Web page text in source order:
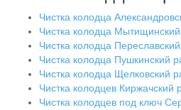
Чистка колодца
Чистка колодца
Чистка колодца
Чистка колодца Пушкинский
Чистка колодца Щелковский
Чистка колодцев Киржачский
Чистка колодцев под ключ